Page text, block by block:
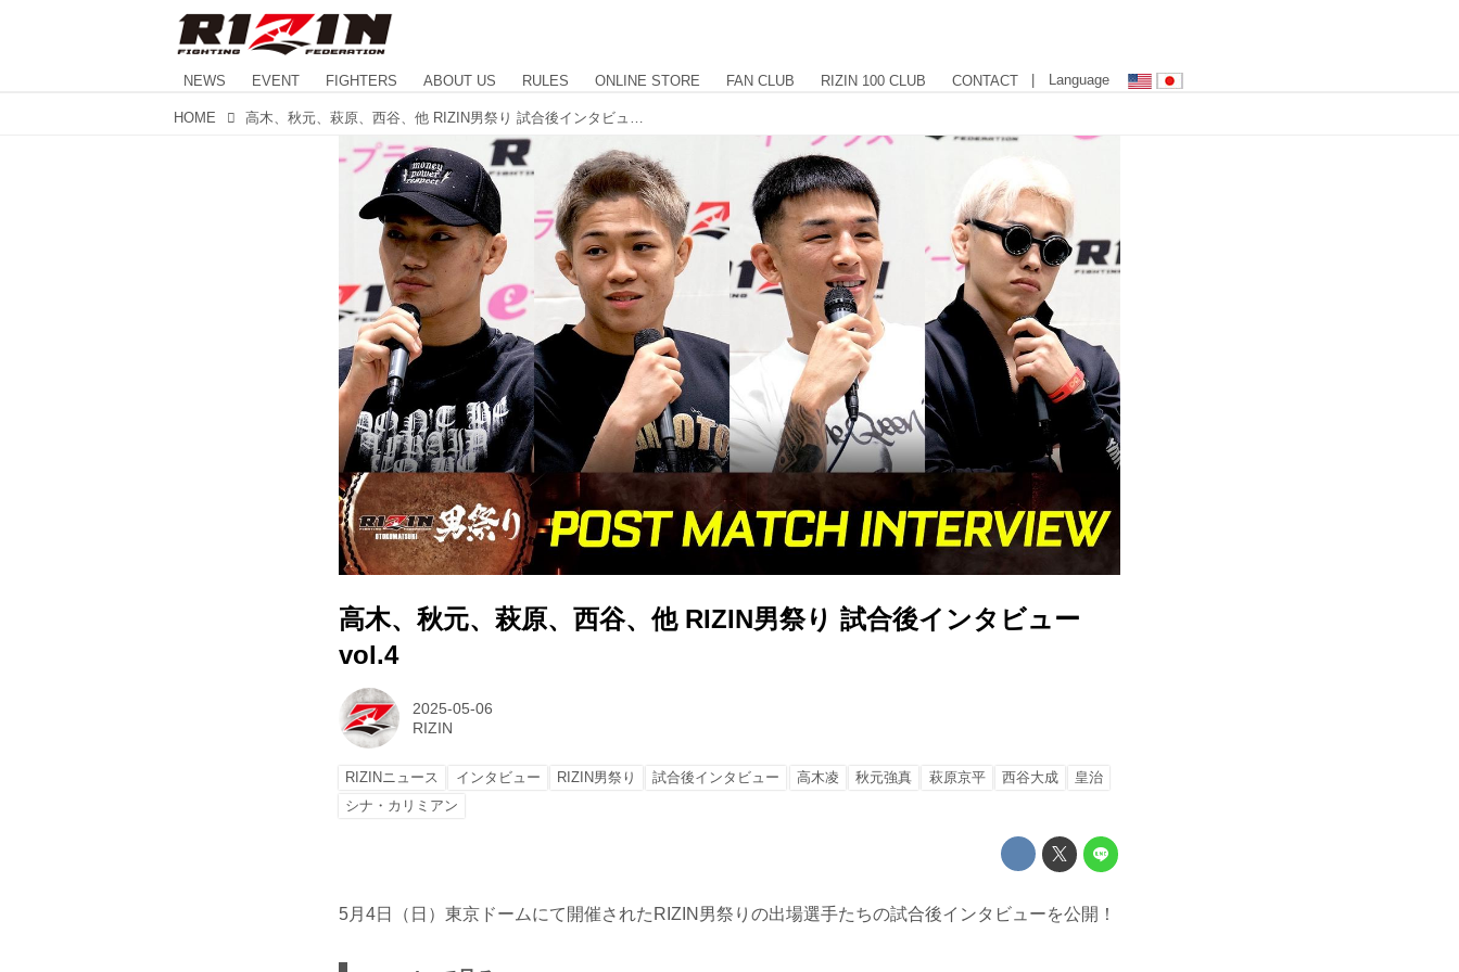
NEWS EVENT FIGHTERS ABOUT US RULES ONLINE STORE FAN CLUB RIZIN 100 CLUB CONTACT | Language
HOME
高木、秋元、萩原、西谷、他 RIZIN男祭り 試合後インタビュー
vol.4
2025-05-06
RIZIN
RIZINニュース インタビュー RIZIN男祭り 試合後インタビュー 高木凌 秋元強真 萩原京平 西谷大成
皇治
シナ・カリミアン
5月4日（日）東京ドームにて開催されたRIZIN男祭りの出場選手たちの試合後インタビューを公開！